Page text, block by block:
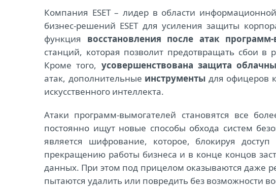
Компания ESET – лидер в области
бизнес-решений ESET для усиления защиты
функция восстановления после атак программ-
станций, которая позволит предотвращать сбои
Кроме того, усовершенствована защита
атак, дополнительные инструменты для офицеров
искусственного интеллекта.
Атаки программ-вымогателей становятся все
постоянно ищут новые способы обхода систем
является шифрование, которое, блокируя
прекращению работы бизнеса и в конце концов
данных. При этом под прицелом оказываются даже
пытаются удалить или повредить без возможности